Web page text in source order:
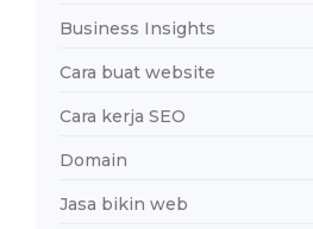
Business Insights
Cara buat website
Cara kerja SEO
Domain
Jasa bikin web